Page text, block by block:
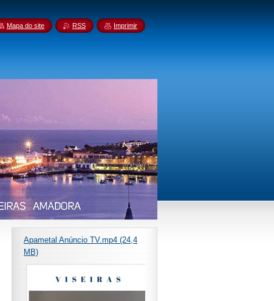
Apametal Anúncio TV.mp4 (24,4
MB)
Mapa do site RSS Imprimir